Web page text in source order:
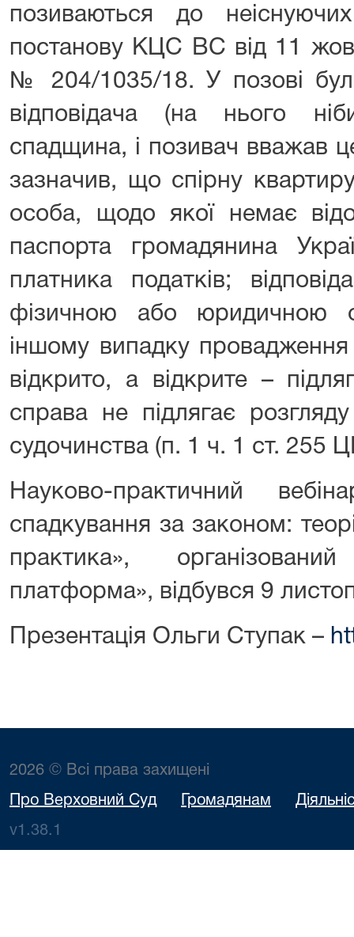
позиваються до
постанову КЦС ВС від 11
№ 204/1035/18. У позові
відповідача (на нього
спадщина, і позивач вважав
зазначив, що спірну
особа, щодо якої немає
паспорта громадянина
платника податків;
фізичною або юридичною
іншому випадку
відкрито, а відкрите –
справа не підлягає
судочинства (п. 1 ч. 1 ст. 255
Науково-практичний
спадкування за законом:
практика»,
платформа», відбувся 9
Презентація Ольги Ступак –
2026 © Всі права захищені
Про Верховний Суд Громадянам
v1.38.1